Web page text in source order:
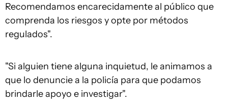
Recomendamos encarecidamente al público que
comprenda los riesgos y opte por métodos
regulados".
"Si alguien tiene alguna inquietud, le animamos a
que lo denuncie a la policía para que podamos
brindarle apoyo e investigar".